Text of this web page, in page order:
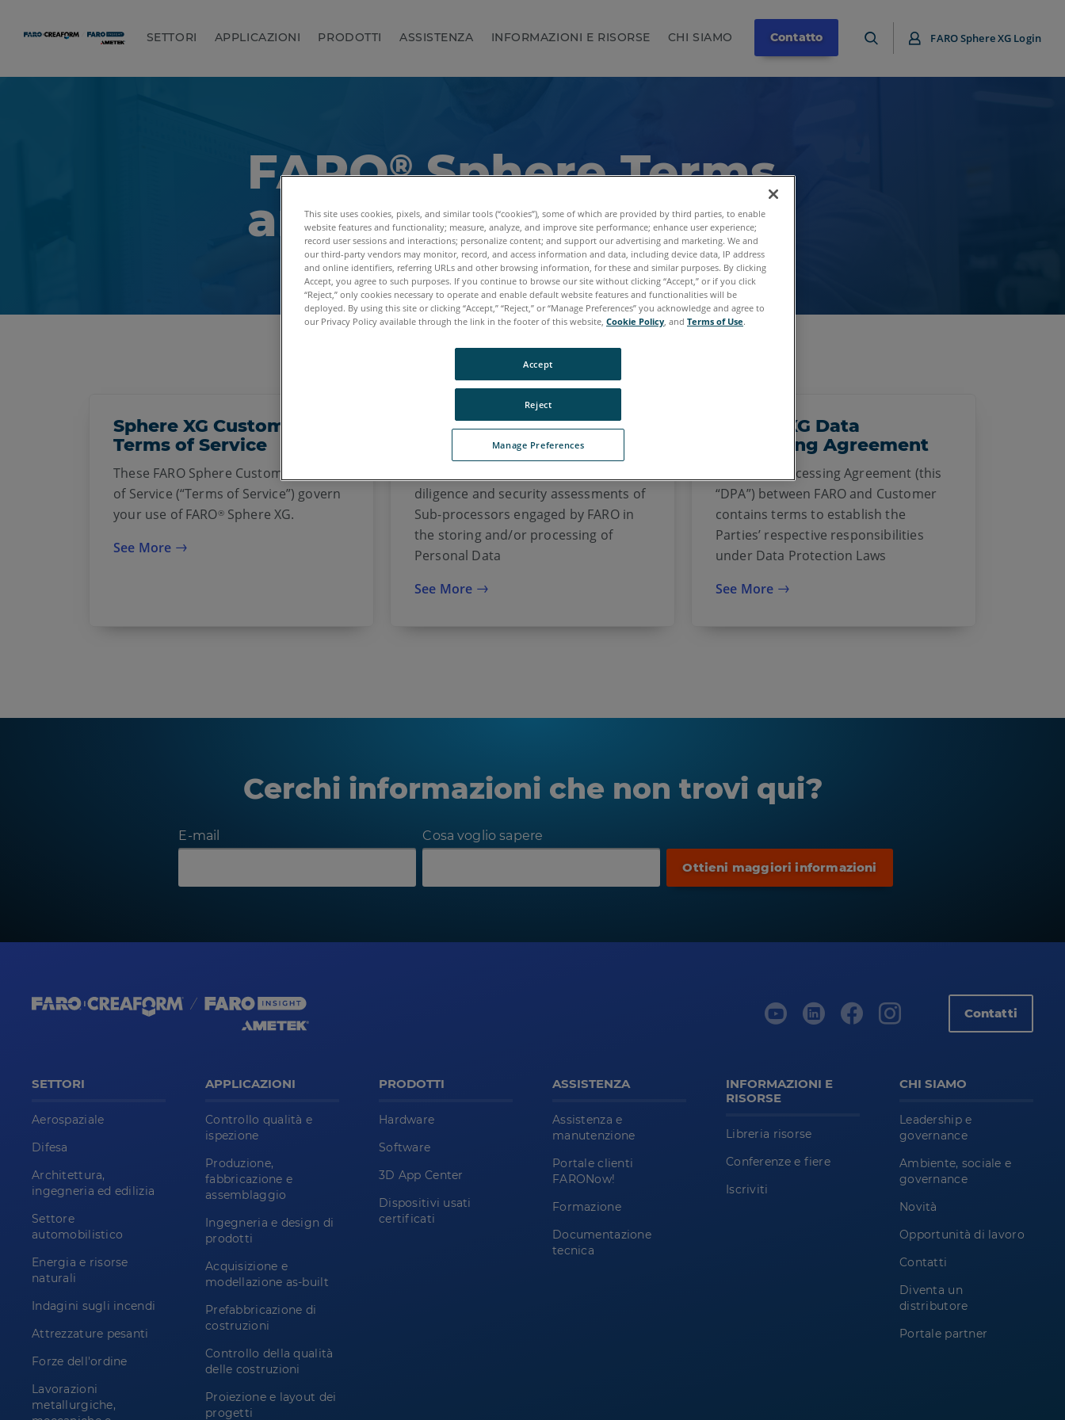
SETTORI APPLICAZIONI PRODOTTI ASSISTENZA INFORMAZIONI E RISORSE CHI SIAMO Contatto FARO Sphere XG Login
FARO®Sphere Terms
and Conditions
Sphere XG Customer
Terms of Service
These FARO Sphere Customer Terms
of Service (“Terms of Service”) govern
your use of FARO®Sphere XG.
See More
Sphere XG List of Sub-
Processors
diligence and security assessments of
Sub-processors engaged by FARO in
the storing and/or processing of
Personal Data
See More
Sphere XG Data
Processing Agreement
The Data Processing Agreement (this
“DPA”) between FARO and Customer
contains terms to establish the
Parties’ respective responsibilities
under Data Protection Laws
See More
Cerchi informazioni che non trovi qui?
E-mail Cosa voglio sapere
Contatti
SETTORI
Aerospaziale
Difesa
Architettura,
ingegneria ed edilizia
Settore
automobilistico
Energia e risorse
naturali
Indagini sugli incendi
Attrezzature pesanti
Forze dell'ordine
Lavorazioni
metallurgiche,
APPLICAZIONI
Controllo qualità e
ispezione
Produzione,
fabbricazione e
assemblaggio
Ingegneria e design di
prodotti
Acquisizione e
modellazione as-built
Prefabbricazione di
costruzioni
Controllo della qualità
delle costruzioni
Proiezione e layout dei
progetti
PRODOTTI
Hardware
Software
3D App Center
Dispositivi usati
certificati
ASSISTENZA
Assistenza e
manutenzione
Portale clienti
FARONow!
Formazione
Documentazione
tecnica
INFORMAZIONI E
RISORSE
Libreria risorse
Conferenze e fiere
Iscriviti
CHI SIAMO
Leadership e
governance
Ambiente, sociale e
governance
Novità
Opportunità di lavoro
Contatti
Diventa un
distributore
Portale partner
This site uses cookies, pixels, and similar tools (“cookies”), some of which are provided by third parties, to enable
website features and functionality; measure, analyze, and improve site performance; enhance user experience;
record user sessions and interactions; personalize content; and support our advertising and marketing. We and
our third-party vendors may monitor, record, and access information and data, including device data, IP address
and online identifiers, referring URLs and other browsing information, for these and similar purposes. By clicking
Accept, you agree to such purposes. If you continue to browse our site without clicking “Accept,” or if you click
“Reject,” only cookies necessary to operate and enable default website features and functionalities will be
deployed. By using this site or clicking “Accept,” “Reject,” or “Manage Preferences” you acknowledge and agree to
our Privacy Policy available through the link in the footer of this website, Cookie Policy, and Terms of Use.
Manage Preferences
Reject
Accept